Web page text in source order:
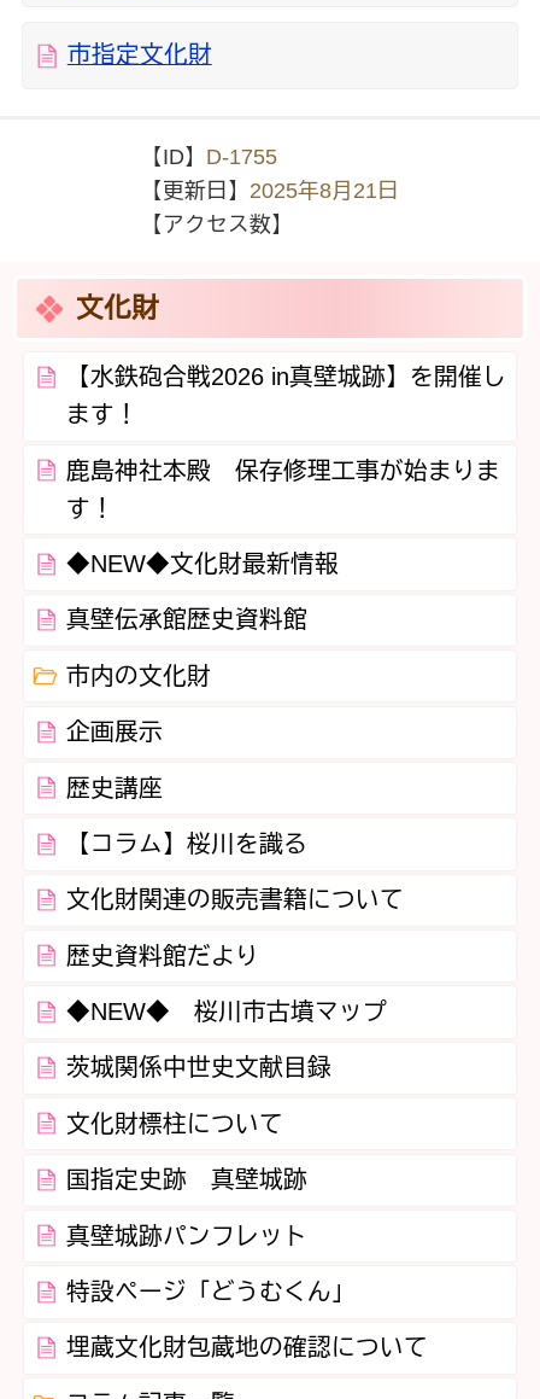
市指定文化財
【ID】 D-1755
【更新日】 2025年8月21日
【アクセス数】
文化財
【水鉄砲合戦2026 in真壁城跡】を開催し
ます！
鹿島神社本殿 保存修理工事が始まりま
す！
◆NEW◆文化財最新情報
真壁伝承館歴史資料館
市内の文化財
企画展示
歴史講座
【コラム】桜川を識る
文化財関連の販売書籍について
歴史資料館だより
◆NEW◆ 桜川市古墳マップ
茨城関係中世史文献目録
文化財標柱について
国指定史跡 真壁城跡
真壁城跡パンフレット
特設ページ「どうむくん」
埋蔵文化財包蔵地の確認について